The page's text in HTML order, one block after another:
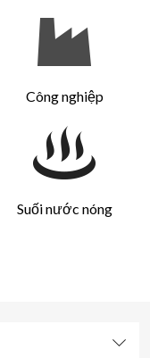
Công nghiệp
Suối nước nóng